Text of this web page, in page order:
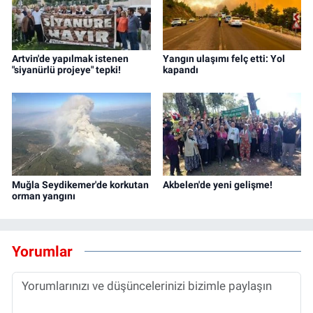
Artvin'de yapılmak istenen
"siyanürlü projeye" tepki!
Yangın ulaşımı felç etti: Yol
kapandı
Muğla Seydikemer'de korkutan
orman yangını
Akbelen'de yeni gelişme!
Yorumlar